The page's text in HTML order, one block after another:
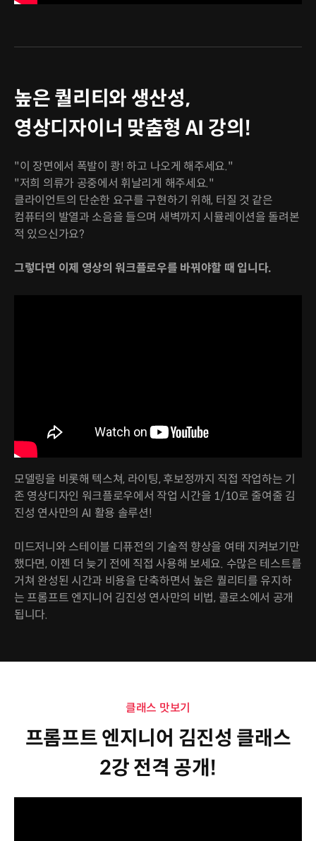
높은 퀄리티와 생산성,
영상디자이너 맞춤형 AI 강의!
"이 장면에서 폭발이 쾅! 하고 나오게 해주세요."
"저희 의류가 공중에서 휘날리게 해주세요."
클라이언트의 단순한 요구를 구현하기 위해, 터질 것 같은
컴퓨터의 발열과 소음을 들으며 새벽까지 시뮬레이션을 돌려본
적 있으신가요?
그렇다면 이제 영상의 워크플로우를 바꿔야할 때 입니다.
모델링을 비롯해 텍스쳐, 라이팅, 후보정까지 직접 작업하는 기
존 영상디자인 워크플로우에서 작업 시간을 1/10로 줄여줄 김
진성 연사만의 AI 활용 솔루션!
미드저니와 스테이블 디퓨전의 기술적 향상을 여태 지켜보기만
했다면, 이젠 더 늦기 전에 직접 사용해 보세요. 수많은 테스트를
거쳐 완성된 시간과 비용을 단축하면서 높은 퀄리티를 유지하
는 프롬프트 엔지니어 김진성 연사만의 비법, 콜로소에서 공개
됩니다.
클래스 맛보기
프롬프트 엔지니어 김진성 클래스
2강 전격 공개!